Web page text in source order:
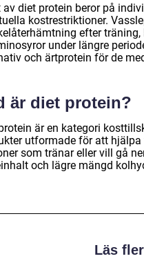
av diet protein beror på
kostrestriktioner.
efter
under längre
och ärtprotein för de
är diet protein?
är en kategori
utformade för att
som tränar eller vill gå
och lägre mängd
Läs